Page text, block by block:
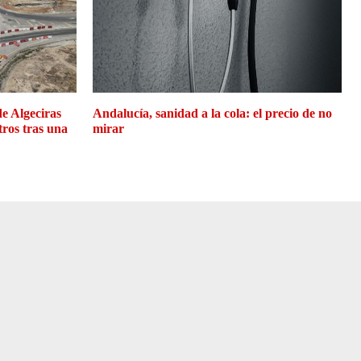
Algeciras
tras una
Andalucía, sanidad a la cola: el precio de no
mirar